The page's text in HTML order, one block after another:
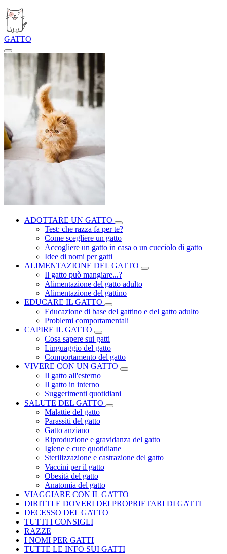
GATTO
ADOTTARE UN GATTO
Test: che razza fa per te?
Come scegliere un gatto
Accogliere un gatto in casa o un cucciolo di gatto
Idee di nomi per gatti
ALIMENTAZIONE DEL GATTO
Il gatto può mangiare...?
Alimentazione del gatto adulto
Alimentazione del gattino
EDUCARE IL GATTO
Educazione di base del gattino e del gatto adulto
Problemi comportamentali
CAPIRE IL GATTO
Cosa sapere sui gatti
Linguaggio del gatto
Comportamento del gatto
VIVERE CON UN GATTO
Il gatto all'esterno
Il gatto in interno
Suggerimenti quotidiani
SALUTE DEL GATTO
Malattie del gatto
Parassiti del gatto
Gatto anziano
Riproduzione e gravidanza del gatto
Igiene e cure quotidiane
Sterilizzazione e castrazione del gatto
Vaccini per il gatto
Obesità del gatto
Anatomia del gatto
VIAGGIARE CON IL GATTO
DIRITTI E DOVERI DEI PROPRIETARI DI GATTI
DECESSO DEL GATTO
TUTTI I CONSIGLI
RAZZE
I NOMI PER GATTI
TUTTE LE INFO SUI GATTI